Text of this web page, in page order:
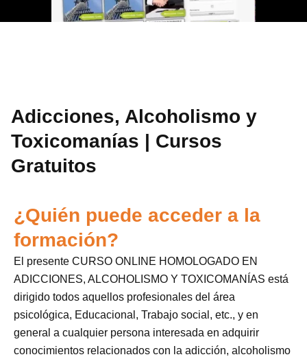
Adicciones, Alcoholismo y
Toxicomanías | Cursos
Gratuitos
¿Quién puede acceder a la
formación?
El presente CURSO ONLINE HOMOLOGADO EN
ADICCIONES, ALCOHOLISMO Y TOXICOMANÍAS está
dirigido todos aquellos profesionales del área
psicológica, Educacional, Trabajo social, etc., y en
general a cualquier persona interesada en adquirir
conocimientos relacionados con la adicción, alcoholismo